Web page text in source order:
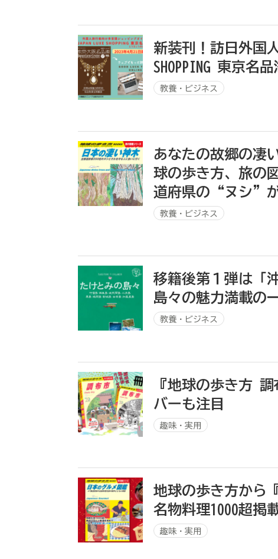
新装刊！訪日外国
SHOPPING 東京名品
教養・ビジネス
あなたの故郷の凄
球の歩き方、旅の
道府県の“ヌシ”が
教養・ビジネス
移籍後第１弾は「
島々の魅力満載の
教養・ビジネス
『地球の歩き方
バーも注目
趣味・実用
地球の歩き方から
名物料理1000超掲
趣味・実用